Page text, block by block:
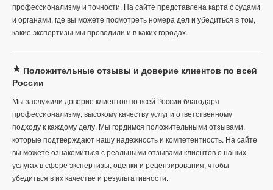
профессионализму и точности. На сайте представлена карта с судами
и органами, где вы можете посмотреть номера дел и убедиться в том,
какие экспертизы мы проводили и в каких городах.
Положительные отзывы и доверие клиентов по всей
России
Мы заслужили доверие клиентов по всей России благодаря
профессионализму, высокому качеству услуг и ответственному
подходу к каждому делу. Мы гордимся положительными отзывами,
которые подтверждают нашу надежность и компетентность. На сайте
вы можете ознакомиться с реальными отзывами клиентов о наших
услугах в сфере экспертизы, оценки и рецензирования, чтобы
убедиться в их качестве и результативности.